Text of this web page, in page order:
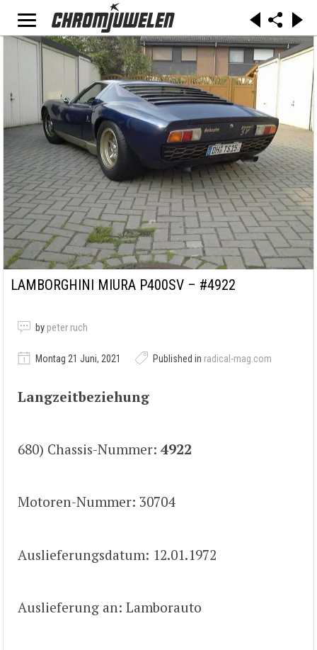
LAMBORGHINI MIURA P400SV – #4922
by peter ruch
Montag 21 Juni, 2021 Published in radical-mag.com
Langzeitbeziehung
680) Chassis-Nummer: 4922
Motoren-Nummer: 30704
Auslieferungsdatum: 12.01.1972
Auslieferung an: Lamborauto